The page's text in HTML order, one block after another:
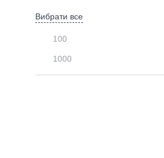
Вибрати все
100
1000